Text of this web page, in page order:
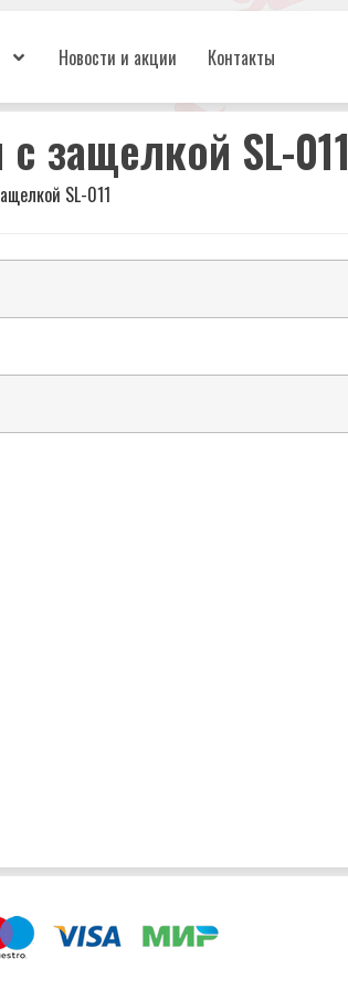
Новости и акции Контакты
защелкой SL-011
SL-011